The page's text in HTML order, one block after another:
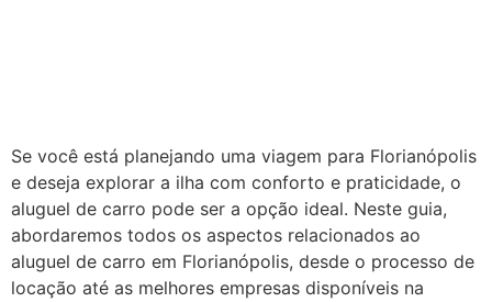
Se você está planejando uma viagem para Florianópolis
e deseja explorar a ilha com conforto e praticidade, o
aluguel de carro pode ser a opção ideal. Neste guia,
abordaremos todos os aspectos relacionados ao
aluguel de carro em Florianópolis, desde o processo de
locação até as melhores empresas disponíveis na